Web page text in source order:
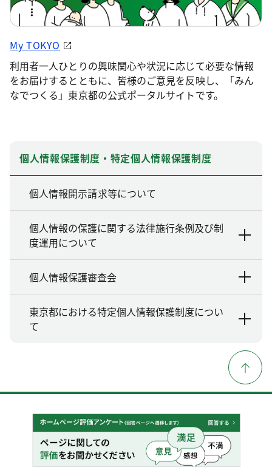
My TOKYO
利用者一人ひとりの興味関心や状況に応じて必要な情報
をお届けするとともに、皆様のご意見を反映し、「みん
なでつくる」東京都の公式ポータルサイトです。
個人情報保護制度・特定個人情報保護制度
個人情報開示請求等について
個人情報の保護に関する法律施行条例及び制
度運用について
個人情報保護審査会
東京都における特定個人情報保護制度につい
て